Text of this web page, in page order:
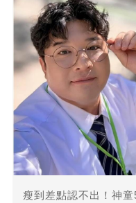
瘦到差點認不出！神